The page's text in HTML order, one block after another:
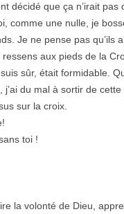
décidé que ça n’irait pas
comme une nulle, je
Je ne pense pas qu’ils
aux pieds de la
sûr, était formidable.
du mal à sortir de
sur la croix.
toi !
la volonté de Dieu,